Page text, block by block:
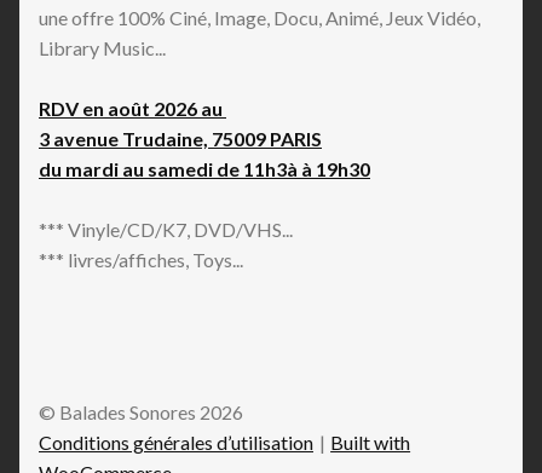
une offre 100% Ciné, Image, Docu, Animé, Jeux Vidéo,
Library Music...
RDV en août 2026 au
3 avenue Trudaine, 75009 PARIS
du mardi au samedi de 11h3à à 19h30
*** Vinyle/CD/K7, DVD/VHS...
*** livres/affiches, Toys...
© Balades Sonores 2026
Conditions générales d’utilisation
Built with